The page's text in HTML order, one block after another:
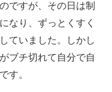
ですが、その日は制
なり、ずっとくすく
ていました。しかし
ブチ切れて自分で自
す。